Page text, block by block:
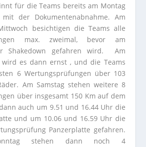
für die Teams bereits am Montag
der Dokumentenabnahme. Am
besichtigen die Teams alle
max. zweimal, bevor am
Shakedown gefahren wird. Am
wird es dann ernst , und die Teams
6 Wertungsprüfungen über 103
Am Samstag stehen weitere 8
über insgesamt 150 Km auf dem
auch um 9.51 und 16.44 Uhr die
und um 10.06 und 16.59 Uhr die
Panzerplatte gefahren.
stehen dann noch 4